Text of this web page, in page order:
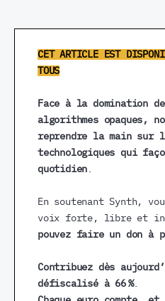
CET ARTICLE EST
TOUS
Face à la domination
algorithmes opaques,
reprendre la main sur
technologiques qui
quotidien .
En soutenant Synth,
voix forte, libre et
pouvez faire un don à
Contribuez dès
défiscalisé à 66 %.